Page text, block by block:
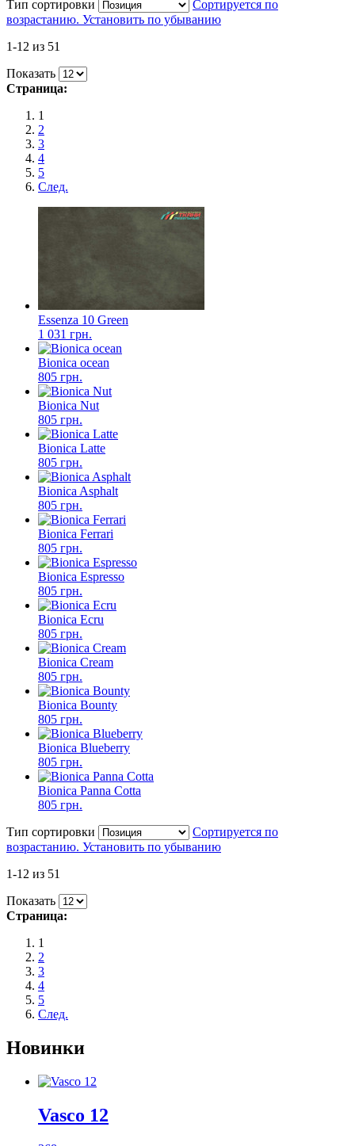
Тип сортировки
Сортируется по
возрастанию. Установить по убыванию
1-12 из 51
Показать
Страница:
1
2
3
4
5
След.
Essenza 10 Green
1 031 грн.
Bionica ocean
805 грн.
Bionica Nut
805 грн.
Bionica Latte
805 грн.
Bionica Asphalt
805 грн.
Bionica Ferrari
805 грн.
Bionica Espresso
805 грн.
Bionica Ecru
805 грн.
Bionica Cream
805 грн.
Bionica Bounty
805 грн.
Bionica Blueberry
805 грн.
Bionica Panna Cotta
805 грн.
Тип сортировки
Сортируется по
возрастанию. Установить по убыванию
1-12 из 51
Показать
Страница:
1
2
3
4
5
След.
Новинки
Vasco 12